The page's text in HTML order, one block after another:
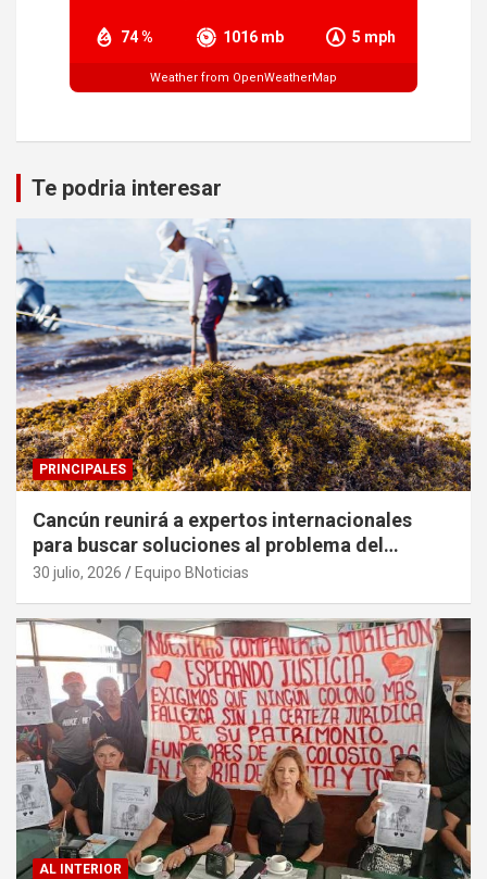
74 % 1016 mb 5 mph
Weather from OpenWeatherMap
Te podria interesar
PRINCIPALES
Cancún reunirá a expertos internacionales
para buscar soluciones al problema del
sargazo
30 julio, 2026 Equipo BNoticias
AL INTERIOR